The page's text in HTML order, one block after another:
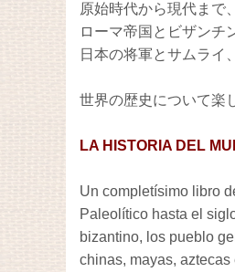
原始時代から現代まで
ローマ帝国とビザンチ
日本の将軍とサムライ
世界の歴史について楽
LA HISTORIA DEL
Un completísimo libro
Paleolítico hasta el
bizantino, los pueblo
chinas, mayas,